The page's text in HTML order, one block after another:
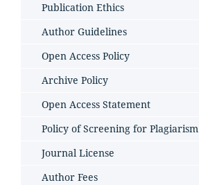
Publication Ethics
Author Guidelines
Open Access Policy
Archive Policy
Open Access Statement
Policy of Screening for Plagiarism
Journal License
Author Fees